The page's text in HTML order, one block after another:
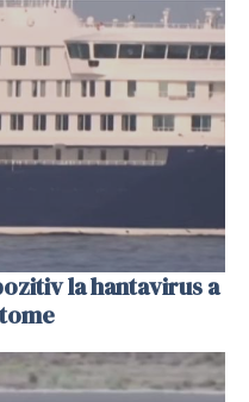
la hantavirus a